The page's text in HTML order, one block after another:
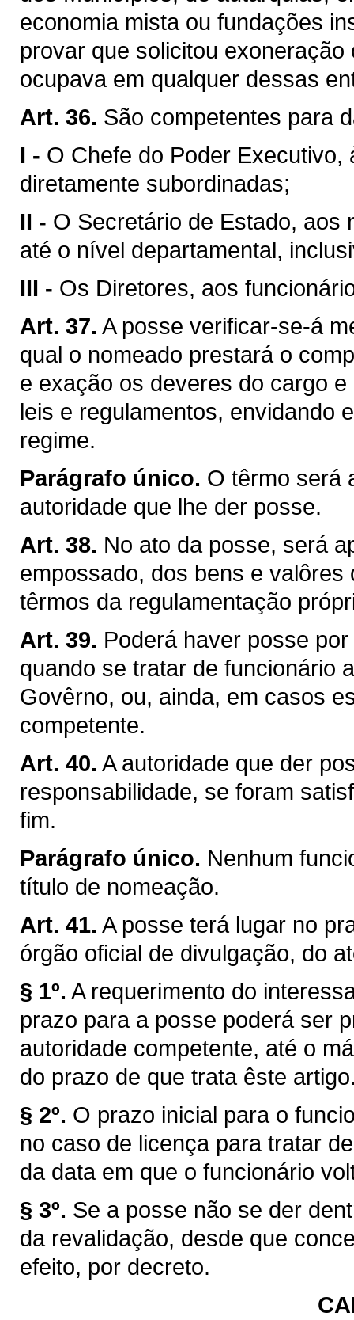
economia mista ou fundações
provar que solicitou
ocupava em qualquer dessas
Art. 36. São competentes para
I - O Chefe do Poder
diretamente subordinadas;
II - O Secretário de Estado, aos
até o nível departamental,
III - Os Diretores, aos
Art. 37. A posse verificar-se-á
qual o nomeado prestará o
e exação os deveres do cargo
leis e regulamentos, envidando
regime.
Parágrafo único. O têrmo será
autoridade que lhe der posse.
Art. 38. No ato da posse, será
empossado, dos bens e
têrmos da regulamentação
Art. 39. Poderá haver posse
quando se tratar de funcionário
Govêrno, ou, ainda, em casos
competente.
Art. 40. A autoridade que der
responsabilidade, se foram
fim.
Parágrafo único. Nenhum
título de nomeação.
Art. 41. A posse terá lugar no
órgão oficial de divulgação, do
§ 1º. A requerimento do
prazo para a posse poderá ser
autoridade competente, até o
do prazo de que trata êste
§ 2º. O prazo inicial para o
no caso de licença para tratar
da data em que o funcionário
§ 3º. Se a posse não se der
da revalidação, desde que
efeito, por decreto.